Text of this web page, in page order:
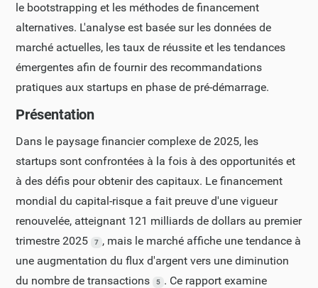
le bootstrapping et les méthodes de financement
alternatives. L'analyse est basée sur les données de
marché actuelles, les taux de réussite et les tendances
émergentes afin de fournir des recommandations
pratiques aux startups en phase de pré-démarrage.
Présentation
Dans le paysage financier complexe de 2025, les
startups sont confrontées à la fois à des opportunités et
à des défis pour obtenir des capitaux. Le financement
mondial du capital-risque a fait preuve d'une vigueur
renouvelée, atteignant 121 milliards de dollars au premier
trimestre 2025
7 , mais le marché affiche une tendance à
une augmentation du flux d'argent vers une diminution
du nombre de transactions
5 . Ce rapport examine